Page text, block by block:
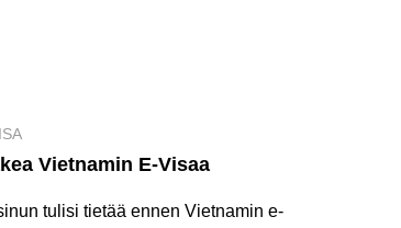
Vietnamin E-Visaa
tulisi tietää ennen Vietnamin e-